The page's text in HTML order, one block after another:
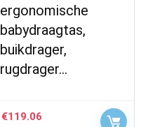
ergonomische
babydraagtas,
buikdrager,
rugdrager…
€119.06